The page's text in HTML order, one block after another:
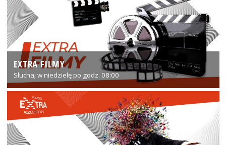
EXTRA FILMY
Słuchaj w niedzielę po godz. 08:00